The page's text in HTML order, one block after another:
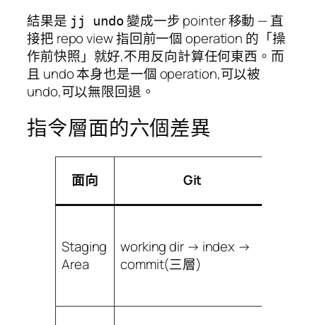
結果是 jj undo變成一步 pointer 移動 — 直
接把 repo view 指回前一個 operation 的「操
作前快照」就好,不用反向計算任何東西。而
且 undo 本身也是一個 operation,可以被
undo,可以無限回退。
指令層面的六個差異
面向 Git
Staging
Area
working dir → index →
commit(三層)